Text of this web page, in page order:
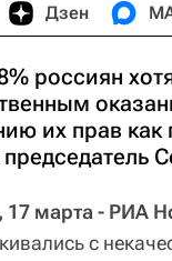
Дзен
россиян
их прав
марта - РИА
с